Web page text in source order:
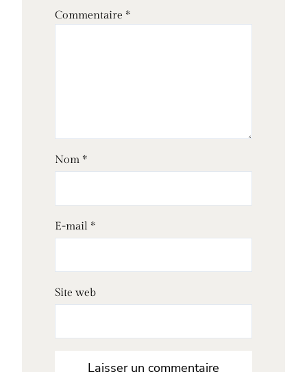
Commentaire *
Nom *
E-mail *
Site web